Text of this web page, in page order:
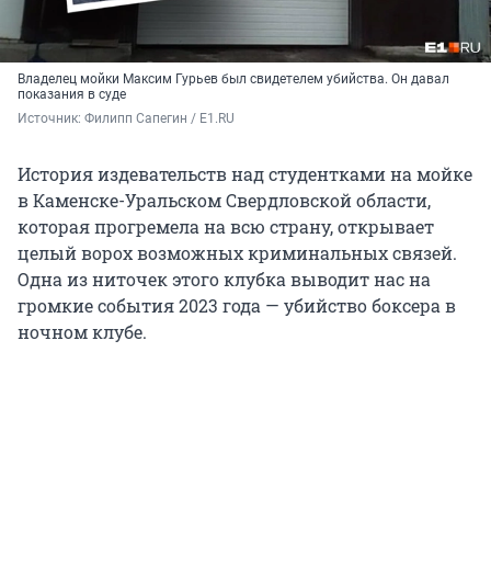
Владелец мойки Максим Гурьев был свидетелем убийства. Он давал
показания в суде
Источник: Филипп Сапегин / E1.RU
История издевательств над студентками на мойке
в Каменске-Уральском Свердловской области,
которая прогремела на всю страну, открывает
целый ворох возможных криминальных связей.
Одна из ниточек этого клубка выводит нас на
громкие события 2023 года — убийство боксера в
ночном клубе.